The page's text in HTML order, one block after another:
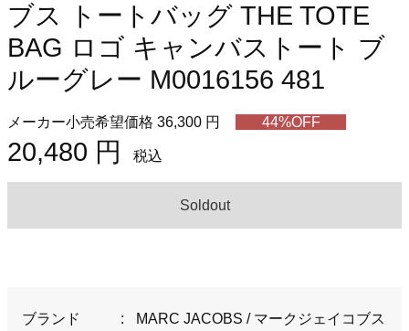
ブス トートバッグ THE TOTE
BAG ロゴ キャンバストート ブ
ルーグレー M0016156 481
メーカー小売希望価格 36,300 円 44%OFF
20,480 円 税込
Soldout
ブランド : MARC JACOBS / マークジェイコブス